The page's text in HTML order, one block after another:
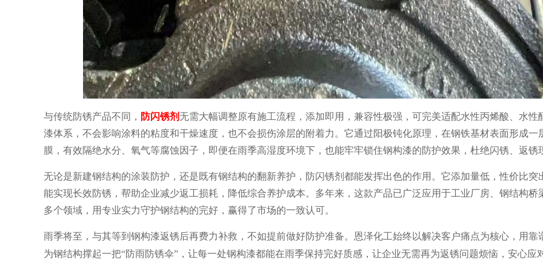
与传统防锈产品不同， 防闪锈剂无需大幅调整原有施工流程，添加即用，兼容性极强，可完美适配水性丙烯酸、水性
漆体系，不会影响涂料的粘度和干燥速度，也不会损伤涂层的附着力。它通过阳极钝化原理，在钢铁基材表面形成一
膜，有效隔绝水分、氧气等腐蚀因子，即便在雨季高湿度环境下，也能牢牢锁住钢构漆的防护效果，杜绝闪锈、返锈
无论是新建钢结构的涂装防护，还是既有钢结构的翻新养护，防闪锈剂都能发挥出色的作用。它添加量低，性价比突
能实现长效防锈，帮助企业减少返工损耗，降低综合养护成本。多年来，这款产品已广泛应用于工业厂房、钢结构桥
多个领域，用专业实力守护钢结构的完好，赢得了市场的一致认可。
雨季将至，与其等到钢构漆返锈后再费力补救，不如提前做好防护准备。恩泽化工始终以解决客户痛点为核心，用靠
为钢结构撑起一把“防雨防锈伞”，让每一处钢构漆都能在雨季保持完好质感，让企业无需再为返锈问题烦恼，安心应